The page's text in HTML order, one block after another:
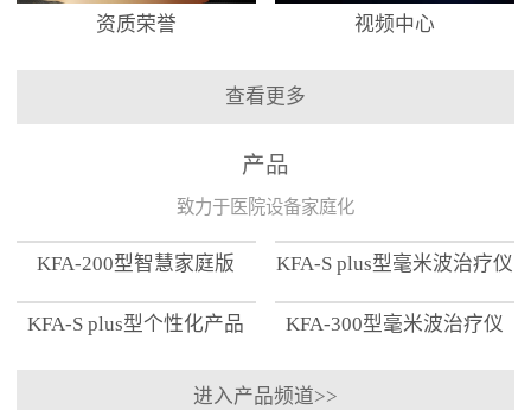
资质荣誉 视频中心
查看更多
产品
致力于医院设备家庭化
KFA-200型智慧家庭版 KFA-S plus型毫米波治疗仪
KFA-S plus型个性化产品
KFA-300型毫米波治疗仪
进入产品频道>>